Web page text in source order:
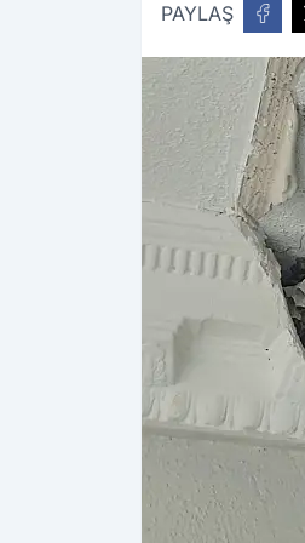
PAYLAŞ